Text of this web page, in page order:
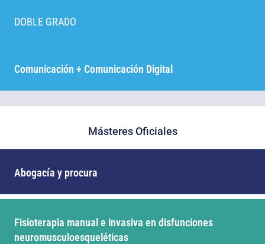
DOBLE GRADO
Comunicación + Comunicación Digital
Másteres Oficiales
Abogacía y procura
Fisioterapia manual e invasiva en disfunciones
neuromusculoesqueléticas